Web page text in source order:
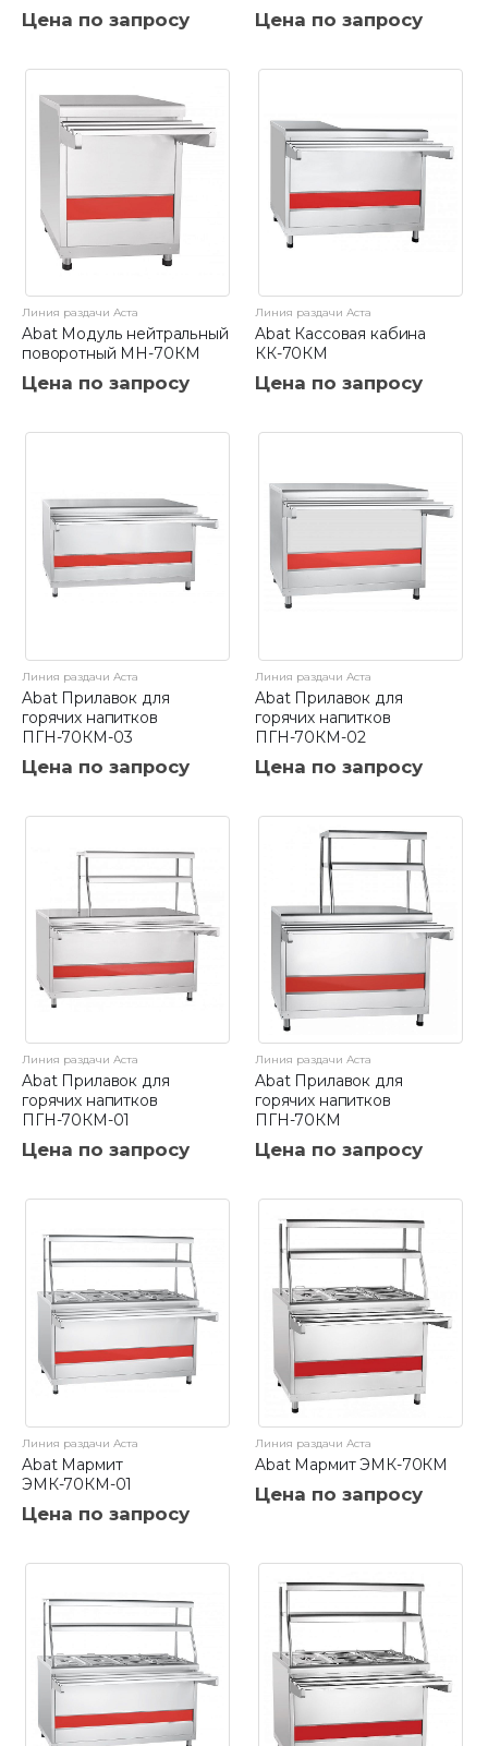
Цена по запросу Цена по запросу
Линия раздачи Аста
Abat Модуль нейтральный
поворотный МН-70КМ
Цена по запросу
Линия раздачи Аста
Abat Кассовая кабина
КК-70КМ
Цена по запросу
Линия раздачи Аста
Abat Прилавок для
горячих напитков
ПГН-70КМ-03
Цена по запросу
Линия раздачи Аста
Abat Прилавок для
горячих напитков
ПГН-70КМ-02
Цена по запросу
Линия раздачи Аста
Abat Прилавок для
горячих напитков
ПГН-70КМ-01
Цена по запросу
Линия раздачи Аста
Abat Прилавок для
горячих напитков
ПГН-70КМ
Цена по запросу
Линия раздачи Аста
Abat Мармит
ЭМК-70КМ-01
Цена по запросу
Линия раздачи Аста
Abat Мармит ЭМК-70КМ
Цена по запросу